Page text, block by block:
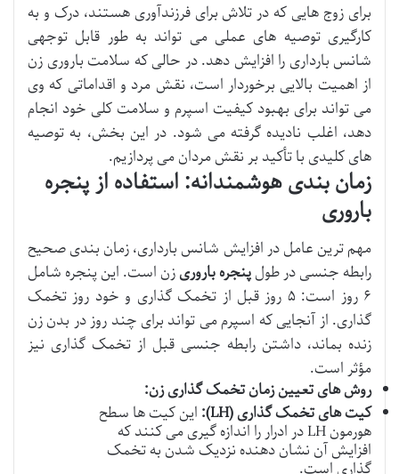
برای زوج هایی که در تلاش برای فرزندآوری هستند، درک و به
کارگیری توصیه های عملی می تواند به طور قابل توجهی
شانس بارداری را افزایش دهد. در حالی که سلامت باروری زن
از اهمیت بالایی برخوردار است، نقش مرد و اقداماتی که وی
می تواند برای بهبود کیفیت اسپرم و سلامت کلی خود انجام
دهد، اغلب نادیده گرفته می شود. در این بخش، به توصیه
های کلیدی با تأکید بر نقش مردان می پردازیم.
زمان بندی هوشمندانه: استفاده از پنجره
باروری
مهم ترین عامل در افزایش شانس بارداری، زمان بندی صحیح
رابطه جنسی در طولپنجره باروریزن است. این پنجره شامل
۶ روز است: ۵ روز قبل از تخمک گذاری و خود روز تخمک
گذاری. از آنجایی که اسپرم می تواند برای چند روز در بدن زن
زنده بماند، داشتن رابطه جنسی قبل از تخمک گذاری نیز
مؤثر است.
روش های تعیین زمان تخمک گذاری زن:
کیت های تخمک گذاری (LH):
این کیت ها سطح
هورمون LH در ادرار را اندازه گیری می کنند که
افزایش آن نشان دهنده نزدیک شدن به تخمک
گذاری است.